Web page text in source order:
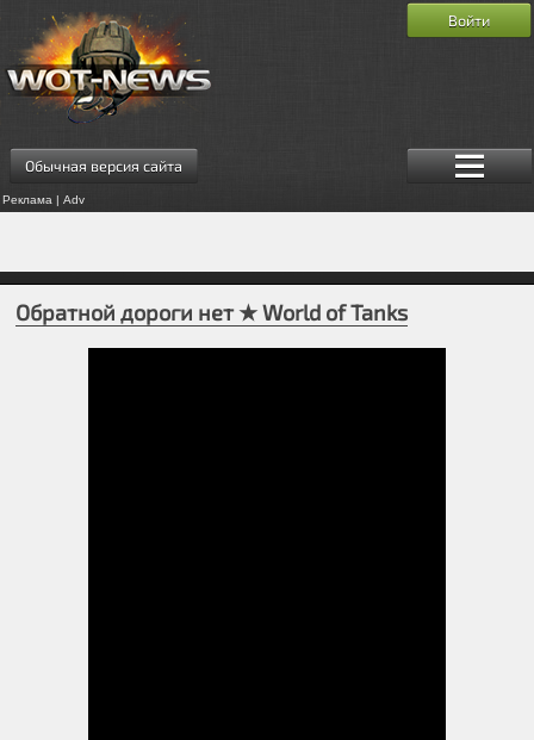
Обычная версия сайта
Реклама | Adv
Войти
Обратной дороги нет ★ World of Tanks